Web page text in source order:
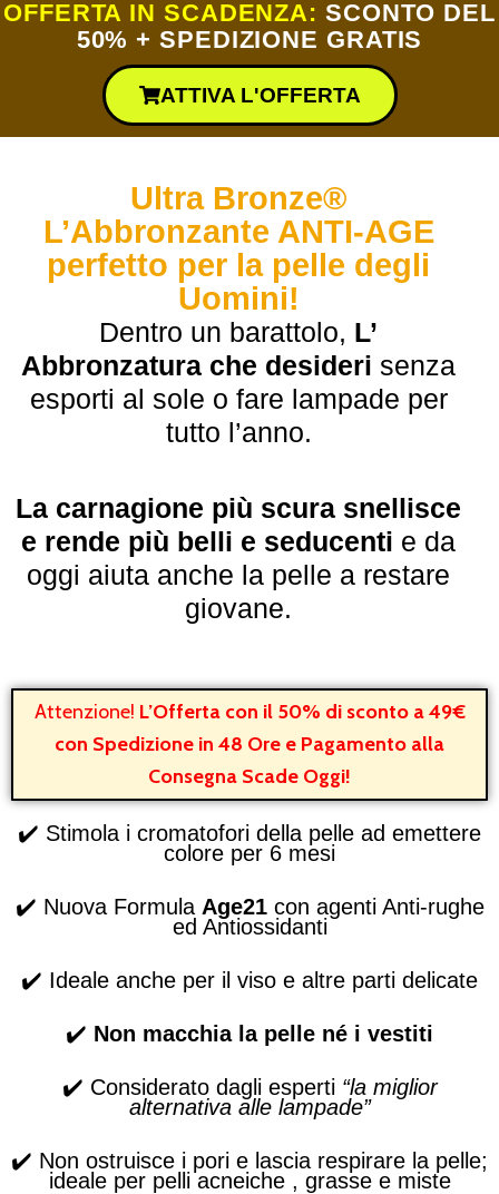
OFFERTA IN SCADENZA: SCONTO DEL
50% + SPEDIZIONE GRATIS
ATTIVA L'OFFERTA
Ultra Bronze®
L’Abbronzante ANTI-AGE
perfetto per la pelle degli
Uomini!
Dentro un barattolo, L’
Abbronzatura che desideri senza
esporti al sole o fare lampade per
tutto l’anno.
La carnagione più scura snellisce
e rende più belli e seducenti e da
oggi aiuta anche la pelle a restare
giovane.
Attenzione! L’Offerta con il 50% di sconto a 49€
con Spedizione in 48 Ore e Pagamento alla
Consegna Scade Oggi!
✔️ Stimola i cromatofori della pelle ad emettere
colore per 6 mesi
✔️ Nuova Formula Age21con agenti Anti-rughe
ed Antiossidanti
✔️ Ideale anche per il viso e altre parti delicate
✔️ Non macchia la pelle né i vestiti
✔️ Considerato dagli esperti “la miglior
alternativa alle lampade”
✔️ Non ostruisce i pori e lascia respirare la pelle;
ideale per pelli acneiche , grasse e miste